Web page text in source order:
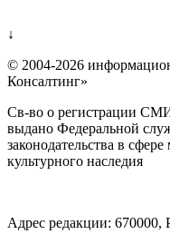
↓
© 2004-2026
Консалтинг»
Св-во о регистрации
выдано Федеральной
законодательства в
культурного наследия
Адрес редакции: 670000,